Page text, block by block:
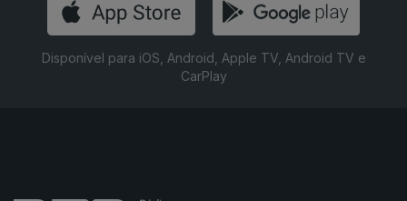
Disponível para iOS, Android, Apple TV, Android TV e
CarPlay